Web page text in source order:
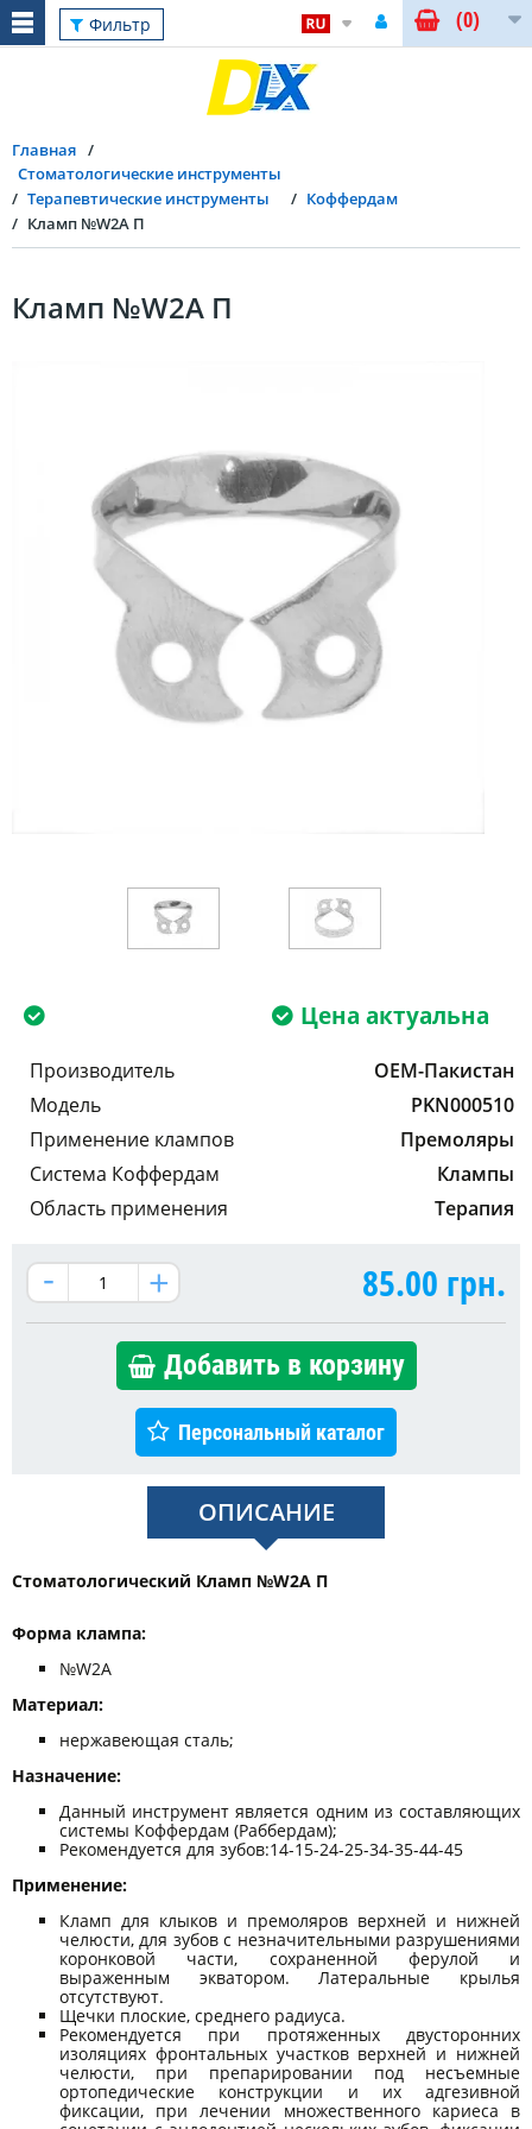
Фильтр (0)
Главная
Стоматологические инструменты
Терапевтические инструменты
Коффердам
Кламп №W2A П
Кламп №W2A П
Цена актуальна
Производитель
OEM-Пакистан
Модель
PKN000510
Применение клампов
Премоляры
Система Коффердам
Клампы
Область применения
Терапия
85.00 грн.
Добавить в корзину
Персональный каталог
ОПИСАНИЕ
Стоматологический Кламп №W2A П
Форма клампа: ​​​​​​
№W2A
Материал:
нержавеющая сталь;
Назначение:
Данный инструмент является одним из составляющих
системы Коффердам (Раббердам);
Рекомендуется для зубов:14-15-24-25-34-35-44-45
Применение:
Кламп для клыков и премоляров верхней и нижней
челюсти, для зубов с незначительными разрушениями
коронковой части, сохраненной ферулой и
выраженным экватором. Латеральные крылья
отсутствуют.
Щечки плоские, среднего радиуса.
Рекомендуется при протяженных двусторонних
изоляциях фронтальных участков верхней и нижней
челюсти, при препарировании под несъемные
ортопедические конструкции и их адгезивной
фиксации, при лечении множественного кариеса в